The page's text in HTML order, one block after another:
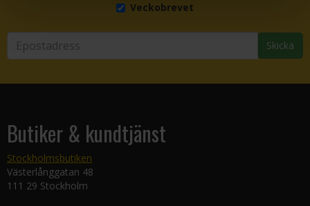
Veckobrevet
Skicka
Butiker & kundtjänst
Stockholmsbutiken
Västerlånggatan 48
111 29 Stockholm